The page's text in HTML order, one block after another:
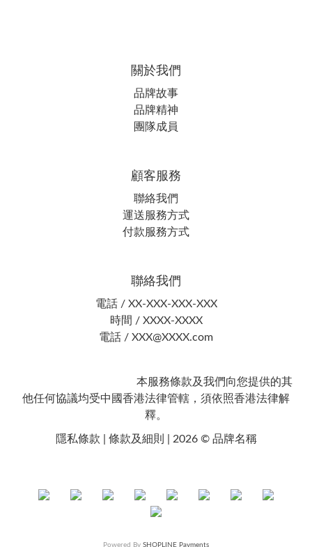
關於我們
品牌故事
品牌精神
團隊成員
顧客服務
聯絡我們
運送服務方式
付款服務方式
聯絡我們
電話 / XX-XXX-XXX-XXX
時間 / XXXX-XXXX
電話 / XXX@XXXX.com
本服務條款及我們向您提供的其
他任何協議均受中國香港法律管轄，須依照香港法律解
釋。
隱私條款 | 條款及細則 | 2026 © 品牌名稱
Powered By SHOPLINE Payments